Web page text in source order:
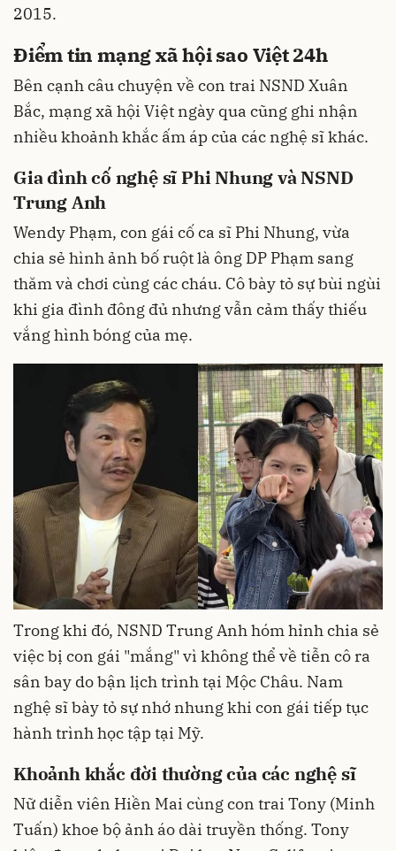
2015.
Điểm tin mạng xã hội sao Việt 24h
Bên cạnh câu chuyện về con trai NSND Xuân
Bắc, mạng xã hội Việt ngày qua cũng ghi nhận
nhiều khoảnh khắc ấm áp của các nghệ sĩ khác.
Gia đình cố nghệ sĩ Phi Nhung và NSND
Trung Anh
Wendy Phạm, con gái cố ca sĩ Phi Nhung, vừa
chia sẻ hình ảnh bố ruột là ông DP Phạm sang
thăm và chơi cùng các cháu. Cô bày tỏ sự bùi ngùi
khi gia đình đông đủ nhưng vẫn cảm thấy thiếu
vắng hình bóng của mẹ.
Trong khi đó, NSND Trung Anh hóm hỉnh chia sẻ
việc bị con gái "mắng" vì không thể về tiễn cô ra
sân bay do bận lịch trình tại Mộc Châu. Nam
nghệ sĩ bày tỏ sự nhớ nhung khi con gái tiếp tục
hành trình học tập tại Mỹ.
Khoảnh khắc đời thường của các nghệ sĩ
Nữ diễn viên Hiền Mai cùng con trai Tony (Minh
Tuấn) khoe bộ ảnh áo dài truyền thống. Tony